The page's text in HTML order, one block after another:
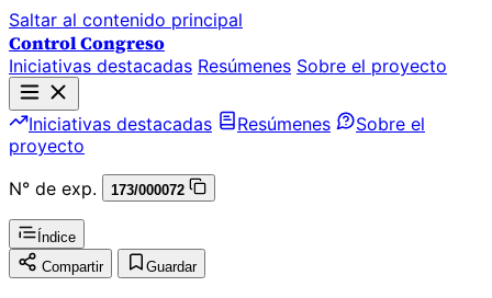
Saltar al contenido principal
Control Congreso
Iniciativas destacadas Resúmenes Sobre el proyecto
Iniciativas destacadas Resúmenes
Sobre el
proyecto
N° de exp.
173/000072
Índice
Compartir
Guardar